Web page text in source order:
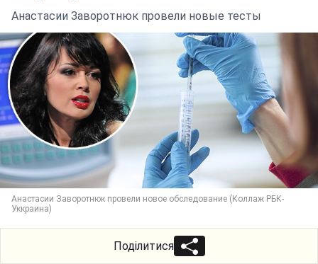
Анастасии Заворотнюк провели новые тесты
Анастасии Заворотнюк провели новое обследование (Коллаж РБК-
Уккраина)
Поділитися